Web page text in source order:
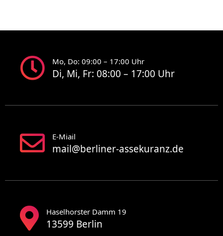
Mo, Do: 09:00 – 17:00 Uhr
Di, Mi, Fr: 08:00 – 17:00 Uhr
E-Miail
mail@berliner-assekuranz.de
Haselhorster Damm 19
13599 Berlin